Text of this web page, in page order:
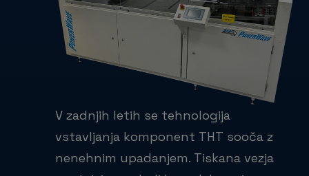
V zadnjih letih se tehnologija
vstavljanja komponent THT sooča z
nenehnim upadanjem. Tiskana vezja